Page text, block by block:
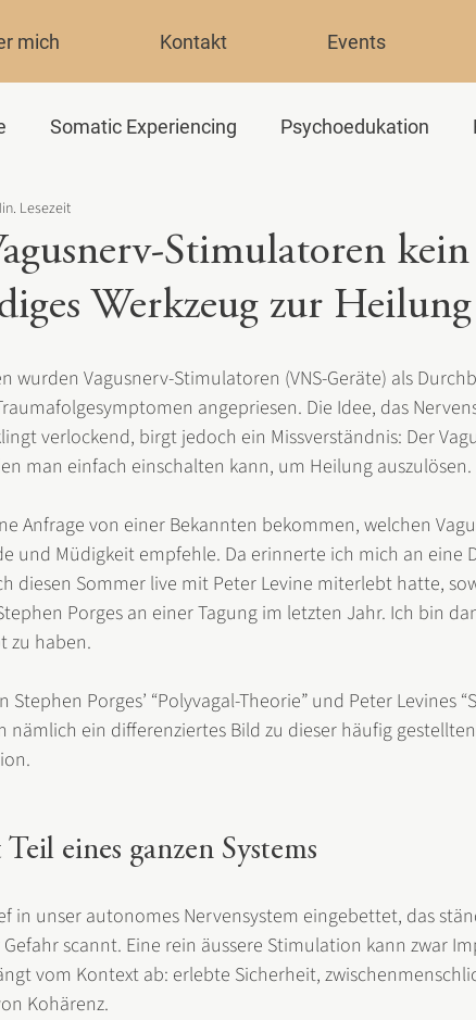
mich Kontakt Events
Somatic Experiencing Psychoedukation
Stimulatoren kein
Werkzeug zur
Lesezeit
wurden Vagusnerv-Stimulatoren (VNS-Geräte) als
angepriesen. Die Idee, das
verlockend, birgt jedoch ein Missverständnis: Der
man einfach einschalten kann, um Heilung auszulösen.
Anfrage von einer Bekannten bekommen, welchen
und Müdigkeit empfehle. Da erinnerte ich mich an eine
diesen Sommer live mit Peter Levine miterlebt hatte,
Porges an einer Tagung im letzten Jahr. Ich bin
zu haben.
Stephen Porges’ “Polyvagal-Theorie” und Peter Levines
nämlich ein differenziertes Bild zu dieser häufig
eines ganzen Systems
in unser autonomes Nervensystem eingebettet, das
scannt. Eine rein äussere Stimulation kann zwar
vom Kontext ab: erlebte Sicherheit,
Kohärenz.